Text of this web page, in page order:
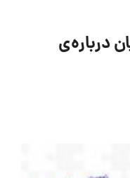
درباره‌ی